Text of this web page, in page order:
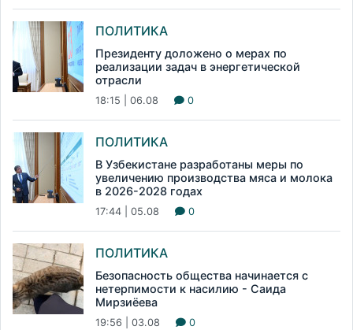
ПОЛИТИКА
Президенту доложено о мерах по
реализации задач в энергетической
отрасли
18:15 | 06.08 0
ПОЛИТИКА
В Узбекистане разработаны меры по
увеличению производства мяса и молока
в 2026-2028 годах
17:44 | 05.08 0
ПОЛИТИКА
Безопасность общества начинается с
нетерпимости к насилию - Саида
Мирзиёева
19:56 | 03.08 0